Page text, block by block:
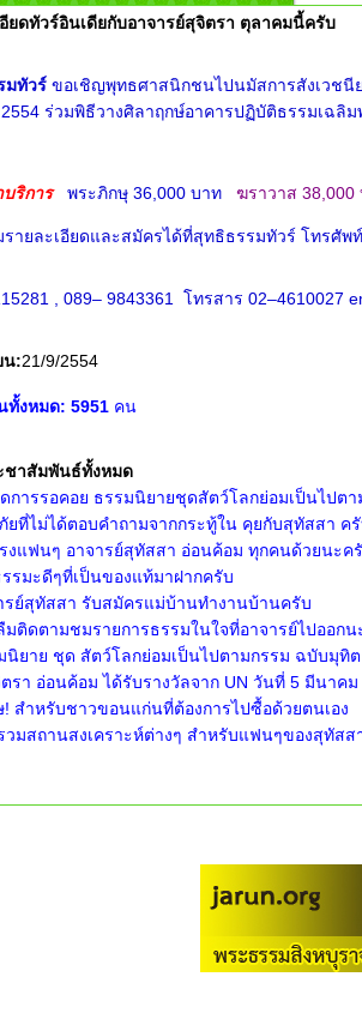
ยดทัวร์อินเดียกับอาจารย์สุจิตรา ตุลาคมนี้ครับ
มทัวร์ ขอเชิญพุทธศาสนิกชนไปนมัสการสังเวชนี
ร่วมพิธีวางศิลาฤกษ์อาคารปฏิบัติธรรมเฉลิ
บริการ พระภิกษุ 36,000 บาท ฆราวาส 38,000
รายละเอียดและสมัครได้ที่สุทธิธรรมทัวร์ โทรศัพ
, 089– 9843361 โทรสาร 02–4610027
น:21/9/2554
ทั้งหมด: 5951 คน
ชาสัมพันธ์ทั้งหมด
การรอคอย ธรรมนิยายชุดสัตว์โลกย่อมเป็นไปตา
ยที่ไม่ได้ตอบคำถามจากกระทู้ใน คุยกับสุทัสสา ค
งแฟนๆ อาจารย์สุทัสสา อ่อนค้อม ทุกคนด้วยนะค
รรมะดีๆที่เป็นของแท้มาฝากครับ
รย์สุทัสสา รับสมัครแม่บ้านทำงานบ้านครับ
มติดตามชมรายการธรรมในใจที่อาจารย์ไปออกน
นิยาย ชุด สัตว์โลกย่อมเป็นไปตามกรรม ฉบับมุทิ
รา อ่อนค้อม ได้รับรางวัลจาก UN วันที่ 5 มีนาคม
! สำหรับชาวขอนแก่นที่ต้องการไปซื้อด้วยตนเอง
วมสถานสงเคราะห์ต่างๆ สำหรับแฟนๆของสุทัส